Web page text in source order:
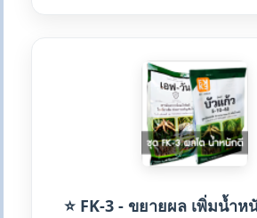
⭐ FK-3 - ขยายผล เพิ่มน้ำห